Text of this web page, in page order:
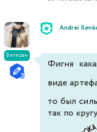
Ветеран
Andrei
Фигня
виде
то был
так по